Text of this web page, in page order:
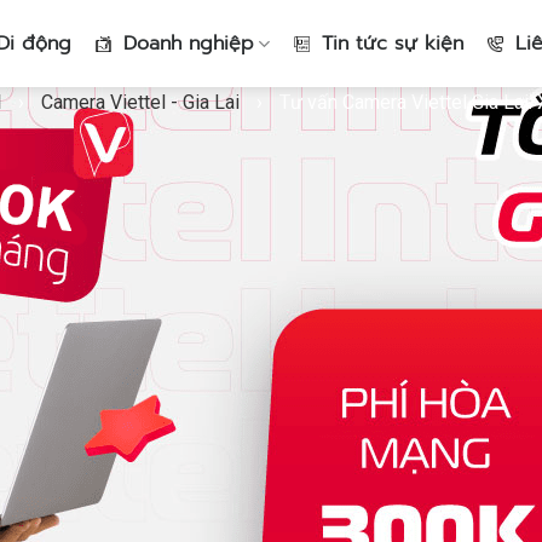
động Doanh nghiệp Tin tức sự kiện
Camera Viettel - Gia Lai Tư vấn Camera Viettel Gia Lai: